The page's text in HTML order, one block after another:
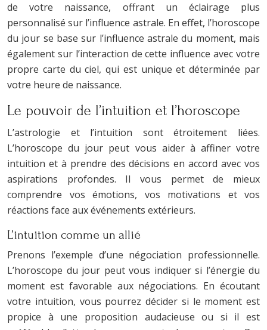
de votre naissance, offrant un éclairage plus
personnalisé sur l’influence astrale. En effet, l’horoscope
du jour se base sur l’influence astrale du moment, mais
également sur l’interaction de cette influence avec votre
propre carte du ciel, qui est unique et déterminée par
votre heure de naissance.
Le pouvoir de l’intuition et l’horoscope
L’astrologie et l’intuition sont étroitement liées.
L’horoscope du jour peut vous aider à affiner votre
intuition et à prendre des décisions en accord avec vos
aspirations profondes. Il vous permet de mieux
comprendre vos émotions, vos motivations et vos
réactions face aux événements extérieurs.
L’intuition comme un allié
Prenons l’exemple d’une négociation professionnelle.
L’horoscope du jour peut vous indiquer si l’énergie du
moment est favorable aux négociations. En écoutant
votre intuition, vous pourrez décider si le moment est
propice à une proposition audacieuse ou si il est